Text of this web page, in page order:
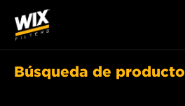
Búsqueda de producto